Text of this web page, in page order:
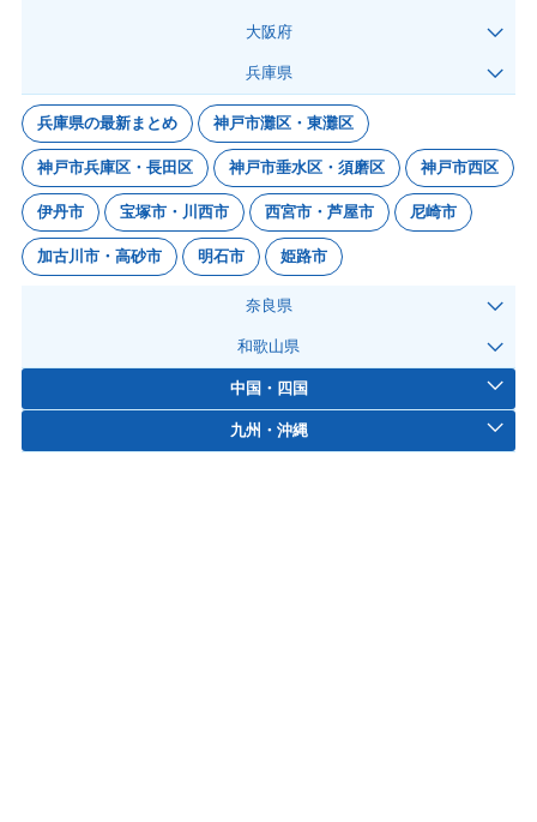
大阪府
兵庫県
兵庫県の最新まとめ 神戸市灘区・東灘区
神戸市兵庫区・長田区 神戸市垂水区・須磨区 神戸市西区
伊丹市 宝塚市・川西市 西宮市・芦屋市 尼崎市
加古川市・高砂市 明石市 姫路市
奈良県
和歌山県
中国・四国
九州・沖縄